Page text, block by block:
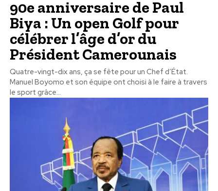
90e anniversaire de Paul
Biya : Un open Golf pour
célébrer l’âge d’or du
Président Camerounais
Quatre-vingt-dix ans, ça se fête pour un Chef d’État.
Manuel Boyomo et son équipe ont choisi à le faire à travers
le sport grâce...